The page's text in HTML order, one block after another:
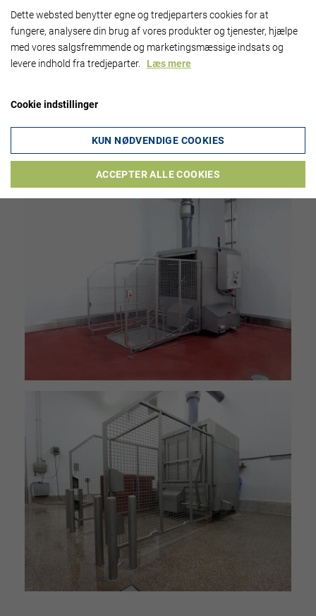
Dette websted benytter egne og tredjeparters cookies for at
fungere, analysere din brug af vores produkter og tjenester, hjælpe
med vores salgsfremmende og marketingsmæssige indsats og
levere indhold fra tredjeparter. Læs mere
Cookie indstillinger
KUN NØDVENDIGE COOKIES
ACCEPTER ALLE COOKIES